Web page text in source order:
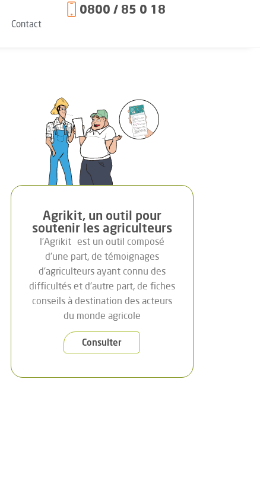
Contact
0800 / 85 0 18
Agrikit, un outil pour
soutenir les agriculteurs
l’Agrikit est un outil composé
d’une part, de témoignages
d’agriculteurs ayant connu des
difficultés et d’autre part, de fiches
conseils à destination des acteurs
du monde agricole
Consulter